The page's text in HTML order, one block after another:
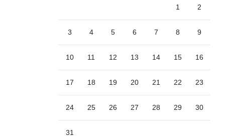
1 2
3 4 5 6 7 8 9
10 11 12 13 14 15 16
17 18 19 20 21 22 23
24 25 26 27 28 29 30
31